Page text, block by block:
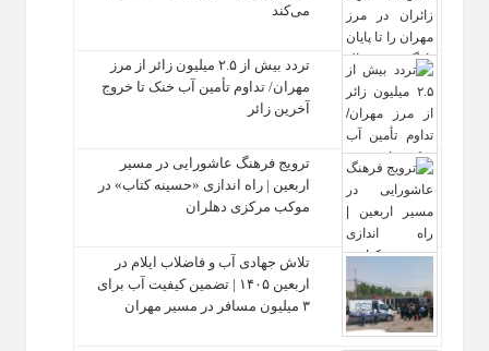
می‌کند
تردد بیش از ۲.۵ میلیون زائر از مرز
مهران/ تداوم تأمین آب خنک تا خروج
آخرین زائر
ترویج فرهنگ عاشورایی در مسیر
اربعین | راه‌ اندازی «حسینه کتاب» در
موکب مرکزی دهلران
تلاش جهادی آب و فاضلاب ایلام در
اربعین ۱۴۰۵ | تضمین کیفیت آب برای
۳ میلیون مسافر در مسیر مهران